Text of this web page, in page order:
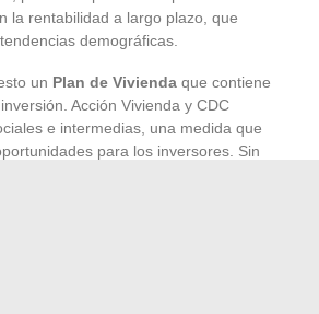
la rentabilidad a largo plazo, que
demográficas.
un Plan de Vivienda que contiene
Acción Vivienda y CDC
e intermedias, una medida que
para los inversores. Sin